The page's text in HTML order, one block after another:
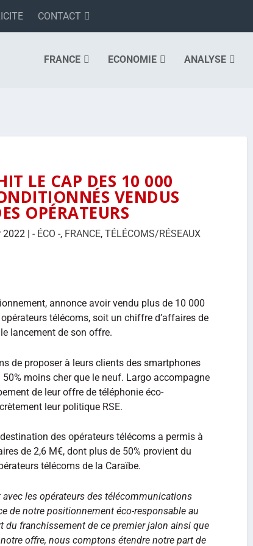
CONTACT
FRANCE ECONOMIE ANALYSE
LE CAP DES 10 000
VENDUS
OPÉRATEURS
2022 |- ÉCO -, FRANCE,TÉLÉCOMS/RÉSEAUX
annonce avoir vendu plus de 10 000
télécoms, soit un chiffre d’affaires de
lancement de son offre.
de proposer à leurs clients des smartphones
moins cher que le neuf. Largo accompagne
de leur offre de téléphonie éco-
leur politique RSE.
des opérateurs télécoms a permis à
de 2,6 M€, dont plus de 50% provient du
télécoms de la Caraïbe.
avec les opérateurs des télécommunications
de notre positionnement éco-responsable au
du franchissement de ce premier jalon ainsi que
offre, nous comptons étendre notre part de